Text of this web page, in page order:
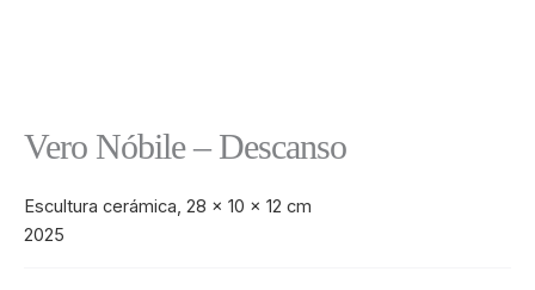
Vero Nóbile – Descanso
Escultura cerámica, 28 x 10 x 12 cm
2025